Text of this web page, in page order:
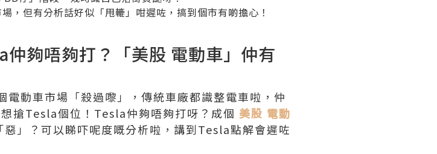
，但有分析話好似「甩轆」咁遲咗，搞到個市有啲擔心！
夠唔夠打？「美股 電動車」仲有
動車市場「殺過嚟」，傳統車廠都識整電車啦，仲
搶Tesla個位！Tesla仲夠唔夠打呀？成個 美股 電動
」？可以睇吓呢度嘅分析啦，講到Tesla點解會遲咗